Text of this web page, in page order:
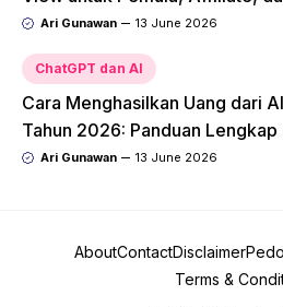
Ari Gunawan 13 June 2026
ChatGPT dan AI
Cara Menghasilkan Uang dari
Tahun 2026: Panduan
Ari Gunawan 13 June 2026
AboutContactDisclaimer
Terms &